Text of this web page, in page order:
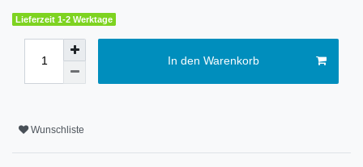
Lieferzeit 1-2 Werktage
In den Warenkorb
Wunschliste